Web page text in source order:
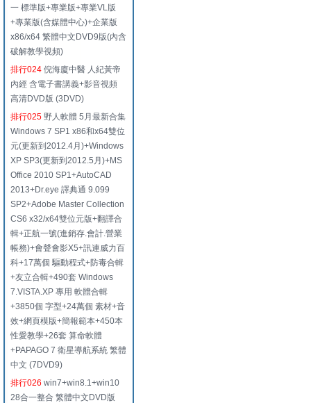
一 標準版+專業版+專業VL版
+專業版(含媒體中心)+企業版
x86/x64 繁體中文DVD9版(內含
破解教學視頻)
排行024 倪海廈中醫 人紀黃帝
內經 含電子書講義+影音視頻
高清DVD版 (3DVD)
排行025 野人軟體 5月最新合集
Windows 7 SP1 x86和x64雙位
元(更新到2012.4月)+Windows
XP SP3(更新到2012.5月)+MS
Office 2010 SP1+AutoCAD
2013+Dr.eye 譯典通 9.099
SP2+Adobe Master Collection
CS6 x32/x64雙位元版+翻譯合
輯+正航一號(進銷存.會計.營業
帳務)+會聲會影X5+訊連威力百
科+17萬個 驅動程式+防毒合輯
+友立合輯+490套 Windows
7.VISTA.XP 專用 軟體合輯
+3850個 字型+24萬個 素材+音
效+網頁模版+簡報範本+450本
性愛教學+26套 算命軟體
+PAPAGO 7 衛星導航系統 繁體
中文 (7DVD9)
排行026 win7+win8.1+win10
28合一整合 繁體中文DVD版